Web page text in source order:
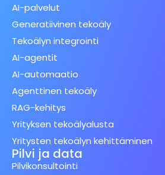
AI-palvelut
Generatiivinen tekoäly
Tekoälyn integrointi
AI-agentit
AI-automaatio
Agenttinen tekoäly
RAG-kehitys
Yrityksen tekoälyalusta
Yritysten tekoälyn kehittäminen
Pilvi ja data
Pilvikonsultointi